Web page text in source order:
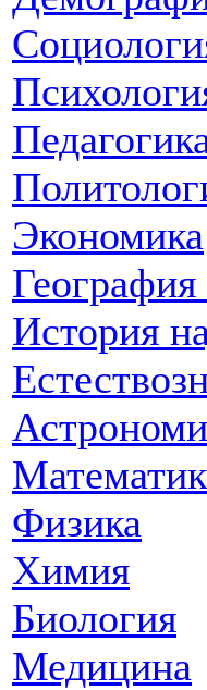
Экономика
История
Физика
Химия
Биология
Медицина